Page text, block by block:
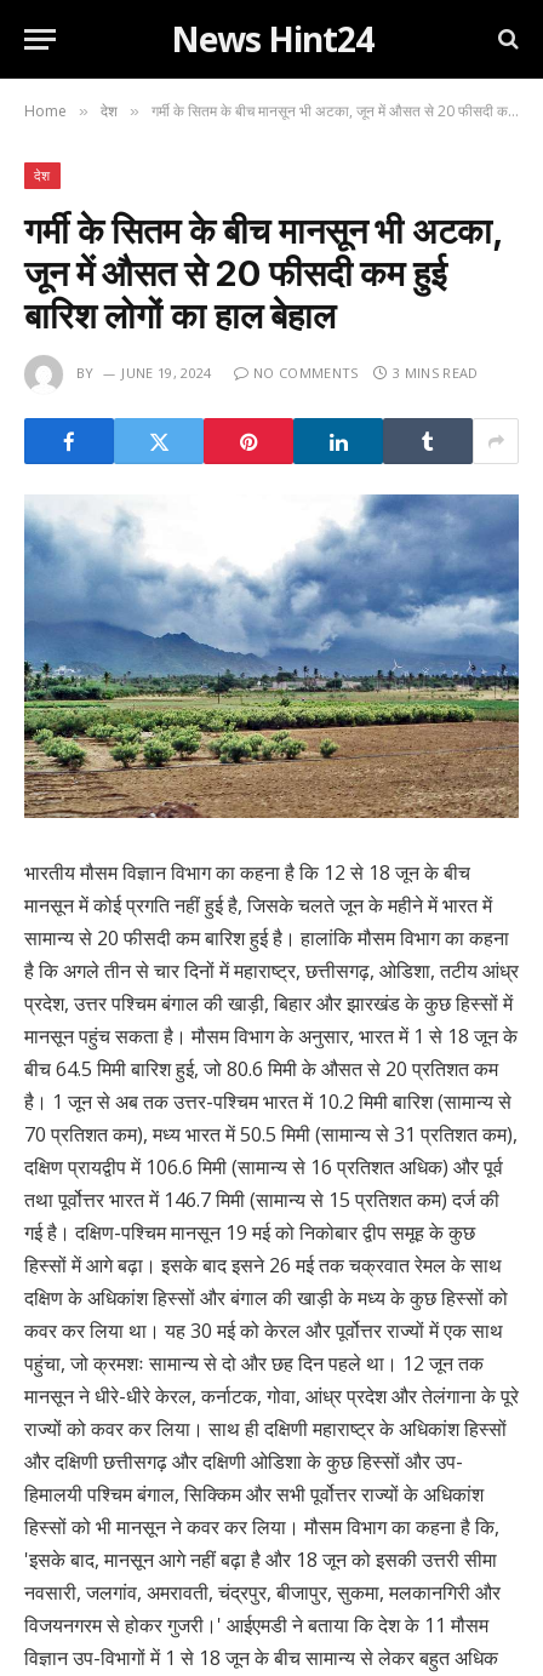
News Hint24
Home » देश » गर्मी के सितम के बीच मानसून भी अटका, जून में औसत से 20 फीसदी कम हुई बारिश लोगों का हाल बेहाल
देश
गर्मी के सितम के बीच मानसून भी अटका,
जून में औसत से 20 फीसदी कम हुई
बारिश लोगों का हाल बेहाल
BY JUNE 19, 2024 NO COMMENTS 3 MINS READ
भारतीय मौसम विज्ञान विभाग का कहना है कि 12 से 18 जून के बीच
मानसून में कोई प्रगति नहीं हुई है, जिसके चलते जून के महीने में भारत में
सामान्य से 20 फीसदी कम बारिश हुई है। हालांकि मौसम विभाग का कहना
है कि अगले तीन से चार दिनों में महाराष्ट्र, छत्तीसगढ़, ओडिशा, तटीय आंध्र
प्रदेश, उत्तर पश्चिम बंगाल की खाड़ी, बिहार और झारखंड के कुछ हिस्सों में
मानसून पहुंच सकता है। मौसम विभाग के अनुसार, भारत में 1 से 18 जून के
बीच 64.5 मिमी बारिश हुई, जो 80.6 मिमी के औसत से 20 प्रतिशत कम
है। 1 जून से अब तक उत्तर-पश्चिम भारत में 10.2 मिमी बारिश (सामान्य से
70 प्रतिशत कम), मध्य भारत में 50.5 मिमी (सामान्य से 31 प्रतिशत कम),
दक्षिण प्रायद्वीप में 106.6 मिमी (सामान्य से 16 प्रतिशत अधिक) और पूर्व
तथा पूर्वोत्तर भारत में 146.7 मिमी (सामान्य से 15 प्रतिशत कम) दर्ज की
गई है। दक्षिण-पश्चिम मानसून 19 मई को निकोबार द्वीप समूह के कुछ
हिस्सों में आगे बढ़ा। इसके बाद इसने 26 मई तक चक्रवात रेमल के साथ
दक्षिण के अधिकांश हिस्सों और बंगाल की खाड़ी के मध्य के कुछ हिस्सों को
कवर कर लिया था। यह 30 मई को केरल और पूर्वोत्तर राज्यों में एक साथ
पहुंचा, जो क्रमशः सामान्य से दो और छह दिन पहले था। 12 जून तक
मानसून ने धीरे-धीरे केरल, कर्नाटक, गोवा, आंध्र प्रदेश और तेलंगाना के पूरे
राज्यों को कवर कर लिया। साथ ही दक्षिणी महाराष्ट्र के अधिकांश हिस्सों
और दक्षिणी छत्तीसगढ़ और दक्षिणी ओडिशा के कुछ हिस्सों और उप-
हिमालयी पश्चिम बंगाल, सिक्किम और सभी पूर्वोत्तर राज्यों के अधिकांश
हिस्सों को भी मानसून ने कवर कर लिया। मौसम विभाग का कहना है कि,
'इसके बाद, मानसून आगे नहीं बढ़ा है और 18 जून को इसकी उत्तरी सीमा
नवसारी, जलगांव, अमरावती, चंद्रपुर, बीजापुर, सुकमा, मलकानगिरी और
विजयनगरम से होकर गुजरी।' आईएमडी ने बताया कि देश के 11 मौसम
विज्ञान उप-विभागों में 1 से 18 जून के बीच सामान्य से लेकर बहुत अधिक